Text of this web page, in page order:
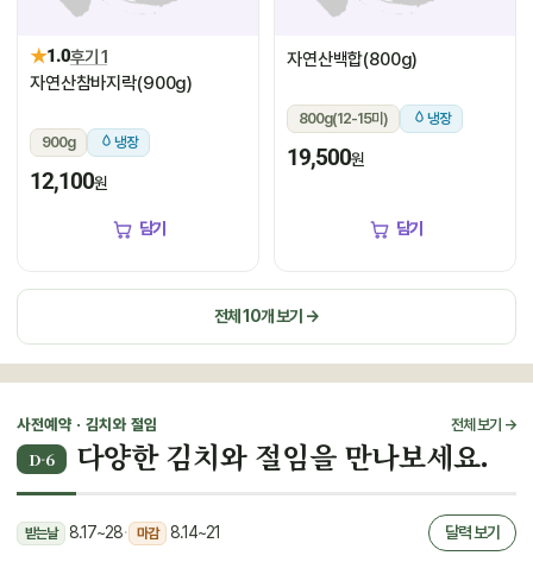
★1.0후기 1
자연산참바지락(900g)
900g 냉장
12,100원
담기
자연산백합(800g)
800g(12-15미) 냉장
19,500원
담기
전체 10개 보기 →
사전예약 · 김치와 절임 전체 보기 →
D-6 다양한 김치와 절임을 만나보세요.
받는날 8.17~28· 마감 8.14~21 달력 보기